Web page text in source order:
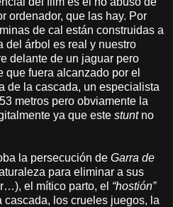
ordenador, que las hay. Por
de cal están construidas a
del árbol es real y nuestro
delante de un jaguar pero
fuera alcanzado por el
de la cascada, un especialista
metros pero obviamente la
ya que este stuntno
la persecución de Garra de
para eliminar a sus
el mítico parto, el “hostión”
los crueles juegos, la